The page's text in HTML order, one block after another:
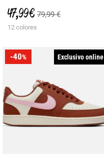
47,99 € 79,99 €
12 colores
-40% Exclusivo online